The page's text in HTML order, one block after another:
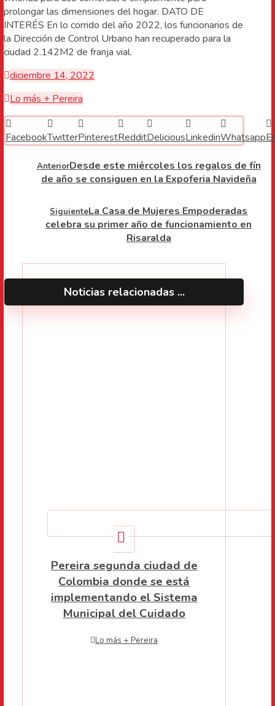
prolongar las dimensiones del hogar. DATO DE
INTERÉS En lo corrido del año 2022, los funcionarios de
la Dirección de Control Urbano han recuperado para la
ciudad 2.142M2 de franja vial.
diciembre 14, 2022
Lo más + Pereira
FacebookTwitterPinterestRedditDeliciousLinkedinWhatsapp
AnteriorDesde este miércoles los regalos de fín
de año se consiguen en la Expoferia Navideña
SiguienteLa Casa de Mujeres Empoderadas
celebra su primer año de funcionamiento en
Risaralda
Noticias relacionadas ...
Pereira segunda ciudad de
Colombia donde se está
implementando el Sistema
Municipal del Cuidado
Lo más + Pereira